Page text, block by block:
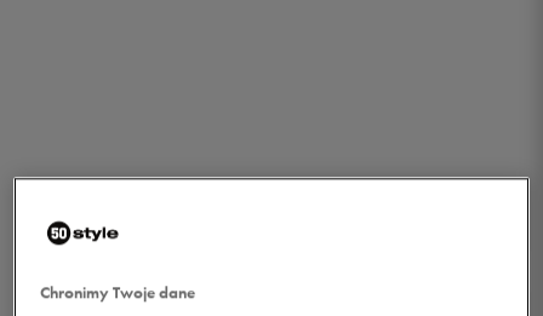
Chronimy Twoje dane